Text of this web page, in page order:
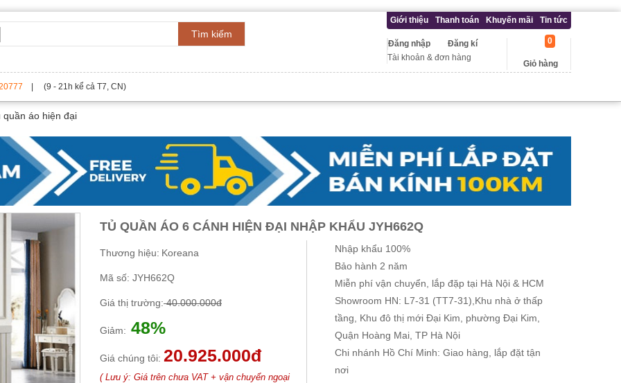
Tìm kiếm
Giới thiệu Thanh toán Khuyến mãi Tin tức
Đăng kí
Đăng nhập
Tài khoản & đơn hàng
Giỏ hàng
0
| (9 - 21h kể cả T7, CN)
quần áo hiện đại
TỦ QUẦN ÁO 6 CÁNH HIỆN ĐẠI NHẬP KHẨU JYH662Q
Thương hiệu: Koreana
Mã số: JYH662Q
Giá thị trường:40.000.000đ
Giảm: 48%
Giá chúng tôi: 20.925.000đ
( Lưu ý: Giá trên chưa VAT + vận chuyển ngoại
Nhập khẩu 100%
Bảo hành 2 năm
Miễn phí vận chuyển, lắp đặp tại Hà Nội & HCM
Showroom HN: L7-31 (TT7-31),Khu nhà ở thấp
tầng, Khu đô thị mới Đại Kim, phường Đại Kim,
Quận Hoàng Mai, TP Hà Nội
Chi nhánh Hồ Chí Minh: Giao hàng, lắp đặt tận
nơi